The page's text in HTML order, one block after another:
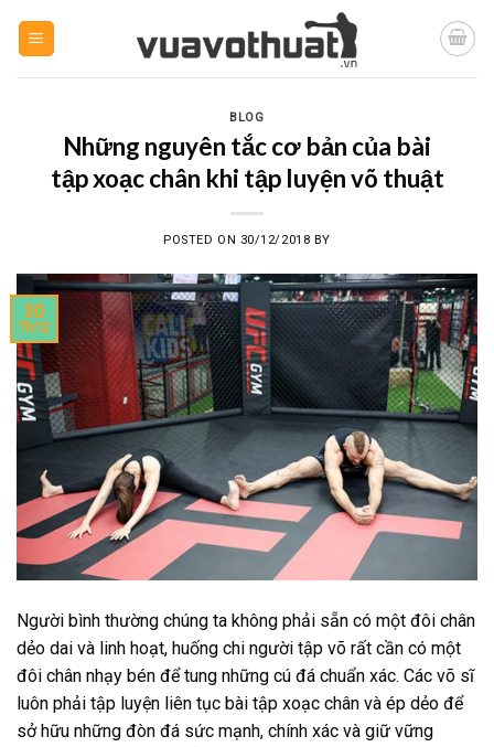
BLOG
Những nguyên tắc cơ bản của bài
tập xoạc chân khi tập luyện võ thuật
POSTED ON 30/12/2018 BY
30
Th12
Người bình thường chúng ta không phải sẵn có một đôi chân
dẻo dai và linh hoạt, huống chi người tập võ rất cần có một
đôi chân nhạy bén để tung những cú đá chuẩn xác. Các võ sĩ
luôn phải tập luyện liên tục bài tập xoạc chân và ép dẻo để
sở hữu những đòn đá sức mạnh, chính xác và giữ vững